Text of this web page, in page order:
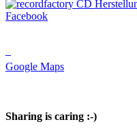
Facebook
Google Maps
Sharing is caring :-)